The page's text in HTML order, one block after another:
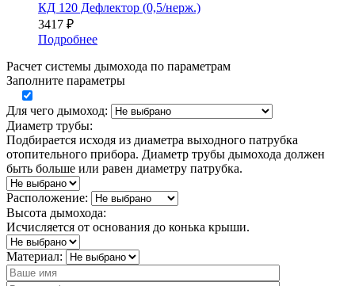
КД 120 Дефлектор (0,5/нерж.)
3417 ₽
Подробнее
Расчет системы дымохода по параметрам
Заполните параметры
Для чего дымоход:
Диаметр трубы:
Подбирается исходя из диаметра выходного патрубка
отопительного прибора. Диаметр трубы дымохода должен
быть больше или равен диаметру патрубка.
Расположение:
Высота дымохода:
Исчисляется от основания до конька крыши.
Материал: